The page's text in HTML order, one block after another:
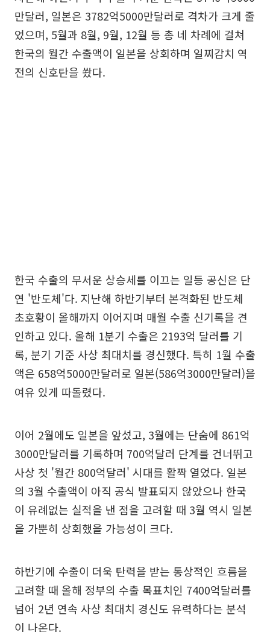
만달러, 일본은 3782억5000만달러로 격차가 크게 줄
었으며, 5월과 8월, 9월, 12월 등 총 네 차례에 걸쳐
한국의 월간 수출액이 일본을 상회하며 일찌감치 역
전의 신호탄을 쐈다.
한국 수출의 무서운 상승세를 이끄는 일등 공신은 단
연 '반도체'다. 지난해 하반기부터 본격화된 반도체
초호황이 올해까지 이어지며 매월 수출 신기록을 견
인하고 있다. 올해 1분기 수출은 2193억 달러를 기
록, 분기 기준 사상 최대치를 경신했다. 특히 1월 수출
액은 658억5000만달러로 일본(586억3000만달러)을
여유 있게 따돌렸다.
이어 2월에도 일본을 앞섰고, 3월에는 단숨에 861억
3000만달러를 기록하며 700억달러 단계를 건너뛰고
사상 첫 '월간 800억달러' 시대를 활짝 열었다. 일본
의 3월 수출액이 아직 공식 발표되지 않았으나 한국
이 유례없는 실적을 낸 점을 고려할 때 3월 역시 일본
을 가뿐히 상회했을 가능성이 크다.
하반기에 수출이 더욱 탄력을 받는 통상적인 흐름을
고려할 때 올해 정부의 수출 목표치인 7400억달러를
넘어 2년 연속 사상 최대치 경신도 유력하다는 분석
이 나온다.